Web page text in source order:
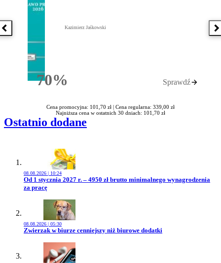
Poprzednia książka
70%Rabatu
Kazimierz Jaśkowski
Sprawdź
Cena promocyjna: 101,70 zł | Cena regularna: 339,00 zł
Najniższa cena w ostatnich 30 dniach: 101,70 zł
Ostatnio dodane
08.08.2026 | 10:24
Przejdź do artykułu:
Od 1 stycznia 2027 r. – 4950 zł brutto minimalnego wynagrodzenia
za pracę
08.08.2026 | 05:30
Przejdź do artykułu:
Zwierzak w biurze cenniejszy niż biurowe dodatki